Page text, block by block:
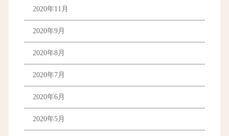
2020年11月
2020年9月
2020年8月
2020年7月
2020年6月
2020年5月